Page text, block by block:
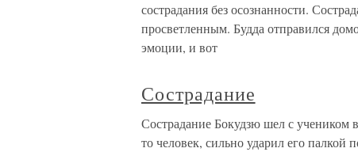
сострадания без осознанности.
просветленным. Будда отправился
эмоции, и вот
Сострадание
Сострадание Бокудзю шел с учеником
то человек, сильно ударил его палкой